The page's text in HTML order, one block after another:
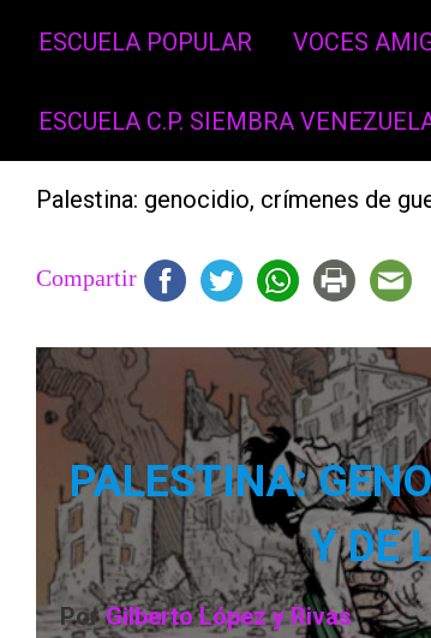
ESCUELA POPULAR VOCES
ESCUELA C.P. SIEMBRA
Palestina: genocidio, crímenes de
Compartir
PALESTINA:
Y DE
PorGilberto López y Rivas